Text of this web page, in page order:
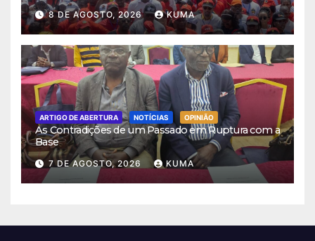
8 DE AGOSTO, 2026 KUMA
ARTIGO DE ABERTURA NOTÍCIAS OPINIÃO
As Contradições de um Passado em Ruptura com a
Base
7 DE AGOSTO, 2026 KUMA